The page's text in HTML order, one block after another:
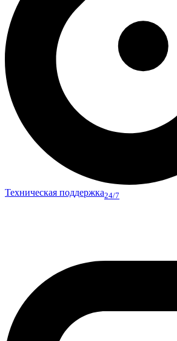
Техническая поддержка24/7